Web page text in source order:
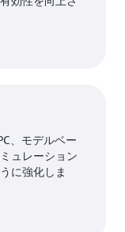
、モデルベー
ュレーション
に強化しま